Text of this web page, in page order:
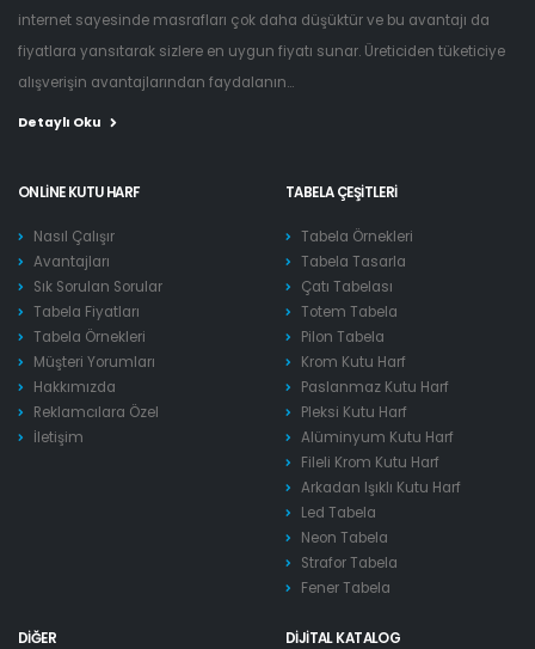
internet sayesinde masrafları çok daha düşüktür ve bu avantajı da
fiyatlara yansıtarak sizlere en uygun fiyatı sunar. Üreticiden tüketiciye
alışverişin avantajlarından faydalanın...
Detaylı Oku
ONLINE KUTU HARF
Nasıl Çalışır
Avantajları
Sık Sorulan Sorular
Tabela Fiyatları
Tabela Örnekleri
Müşteri Yorumları
Hakkımızda
Reklamcılara Özel
İletişim
TABELA ÇEŞITLERI
Tabela Örnekleri
Tabela Tasarla
Çatı Tabelası
Totem Tabela
Pilon Tabela
Krom Kutu Harf
Paslanmaz Kutu Harf
Pleksi Kutu Harf
Alüminyum Kutu Harf
Fileli Krom Kutu Harf
Arkadan Işıklı Kutu Harf
Led Tabela
Neon Tabela
Strafor Tabela
Fener Tabela
DIĞER DIJITAL KATALOG